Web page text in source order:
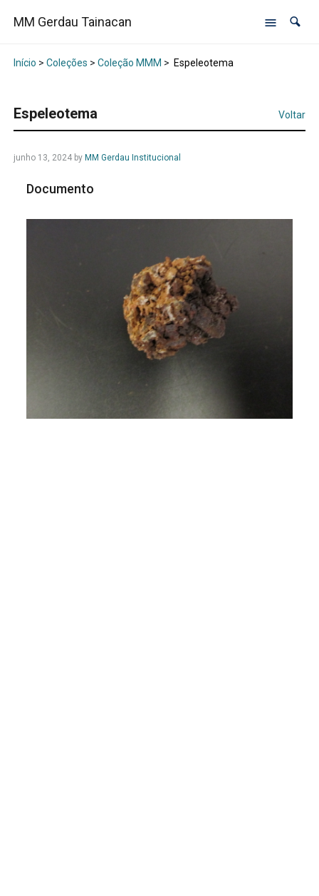
MM Gerdau Tainacan
Início > Coleções > Coleção MMM > Espeleotema
Espeleotema Voltar
junho 13, 2024by MM Gerdau Institucional
Documento